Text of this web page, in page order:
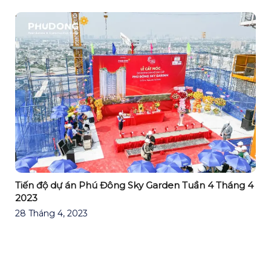
Tiến độ dự án Phú Đông Sky Garden Tuần 4 Tháng 4
2023
28 Tháng 4, 2023